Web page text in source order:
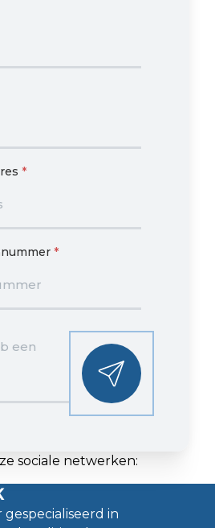
*
*
sociale netwerken:
gespecialiseerd in